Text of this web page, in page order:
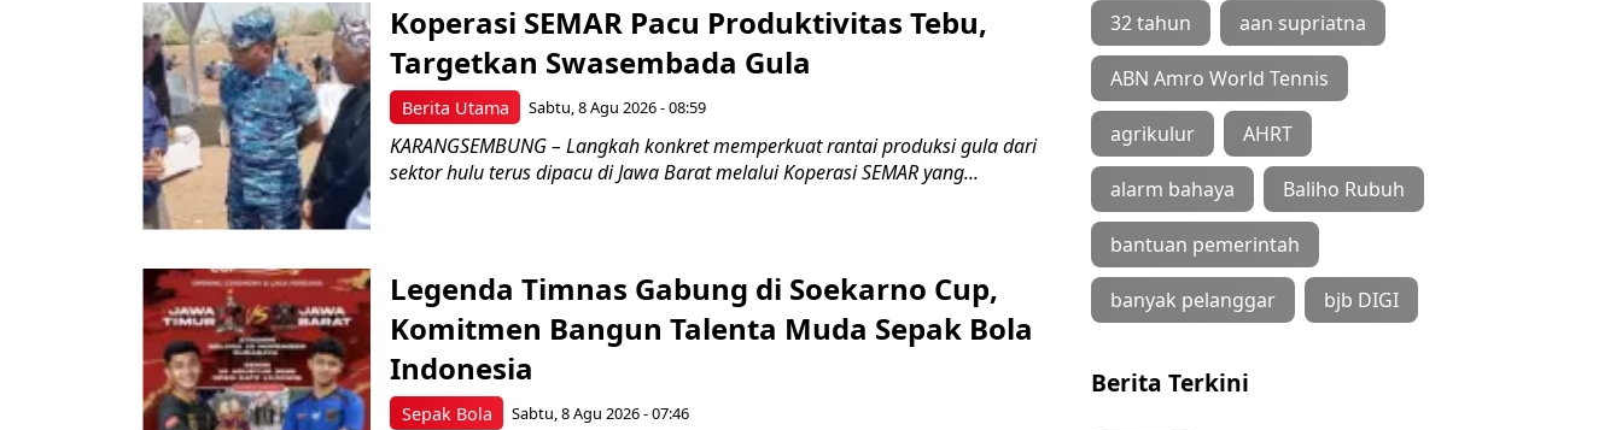
Berita Utama
Koperasi SEMAR Pacu Produktivitas Tebu,
Targetkan Swasembada Gula
Sabtu, 8 Agu 2026 - 08:59
KARANGSEMBUNG – Langkah konkret memperkuat rantai produksi gula dari
sektor hulu terus dipacu di Jawa Barat melalui Koperasi SEMAR yang...
Sepak Bola
Legenda Timnas Gabung di Soekarno Cup,
Komitmen Bangun Talenta Muda Sepak Bola
Indonesia
Sabtu, 8 Agu 2026 - 07:46
32 tahun aan supriatna
ABN Amro World Tennis
agrikulur AHRT
alarm bahaya Baliho Rubuh
bantuan pemerintah
banyak pelanggar bjb DIGI
Berita Terkini